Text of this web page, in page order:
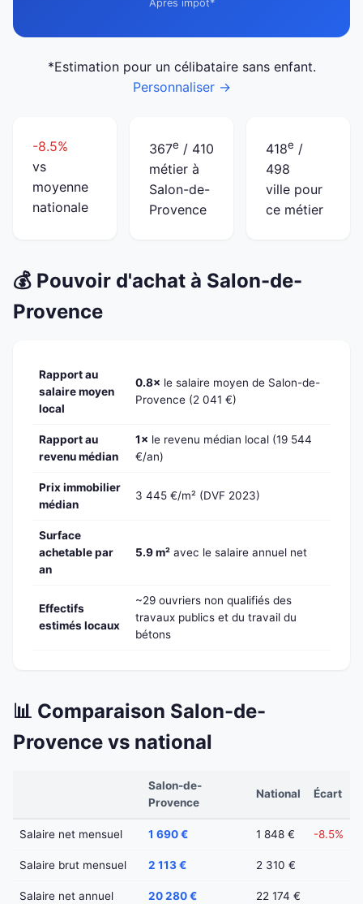
Après impôt*
*Estimation pour un célibataire sans enfant.
Personnaliser →
-8.5%
vs
moyenne
nationale
367e / 410
métier à
Salon-de-
Provence
418e /
498
ville pour
ce métier
💰 Pouvoir d'achat à Salon-de-
Provence
Rapport au
salaire moyen
local
0.8× le salaire moyen de Salon-de-
Provence (2 041 €)
Rapport au
revenu médian
1× le revenu médian local (19 544
€/an)
Prix immobilier
médian
3 445 €/m² (DVF 2023)
Surface
achetable par
an
5.9 m² avec le salaire annuel net
Effectifs
estimés locaux
~29 ouvriers non qualifiés des
travaux publics et du travail du
bétons
📊 Comparaison Salon-de-
Provence vs national
Salon-de-
Provence
National Écart
Salaire net mensuel 1 690 € 1 848 € -8.5%
Salaire brut mensuel 2 113 € 2 310 €
Salaire net annuel 20 280 € 22 174 €